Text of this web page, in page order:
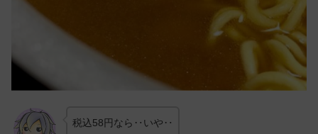
税込58円なら‥いや‥